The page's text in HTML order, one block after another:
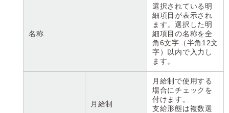
名称
選択されている明
細項目が表示され
ます。選択した明
細項目の名称を全
角6文字（半角12文
字）以内で入力し
ます。
月給制
月給制で使用する
場合にチェックを
付けます。
支給形態は複数選